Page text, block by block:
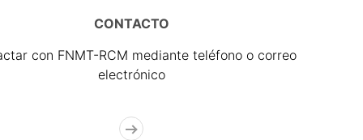
CONTACTO
con FNMT-RCM mediante teléfono o correo
electrónico